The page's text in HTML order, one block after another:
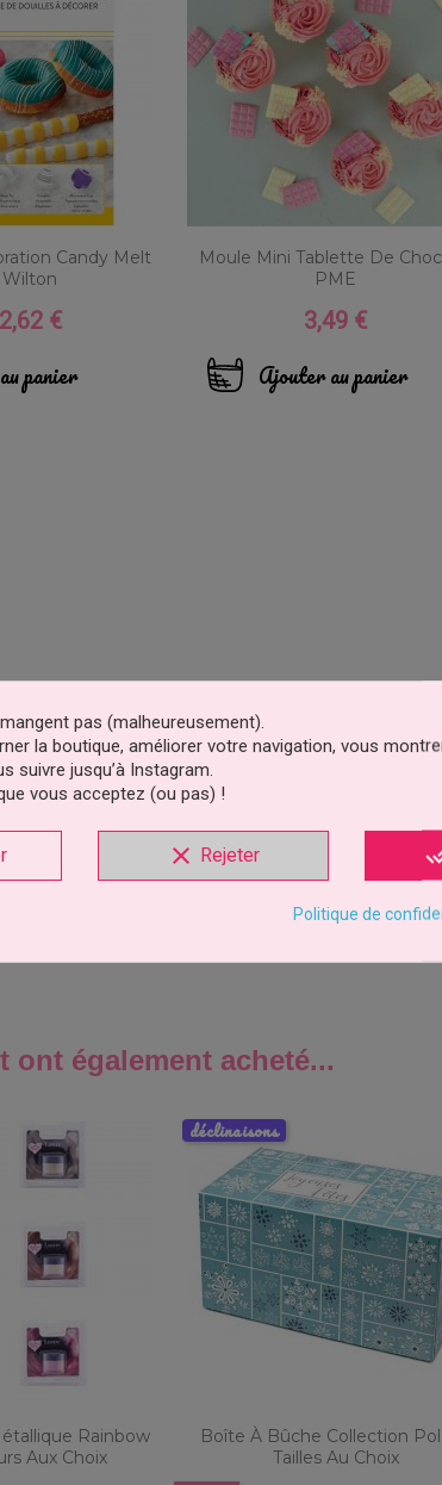
Candy Melt
Wilton
Prix
2,62 €
panier
Moule Mini Tablette De
PME
Prix
3,49 €
Ajouter au panier
également acheté...
Rainbow
Aux Choix
Boîte À Bûche Collection
Tailles Au Choix
déclinaisons
pas (malheureusement).
la boutique, améliorer votre navigation, vous
suivre jusqu’à Instagram.
vous acceptez (ou pas) !
clear Rejeter
Politique de